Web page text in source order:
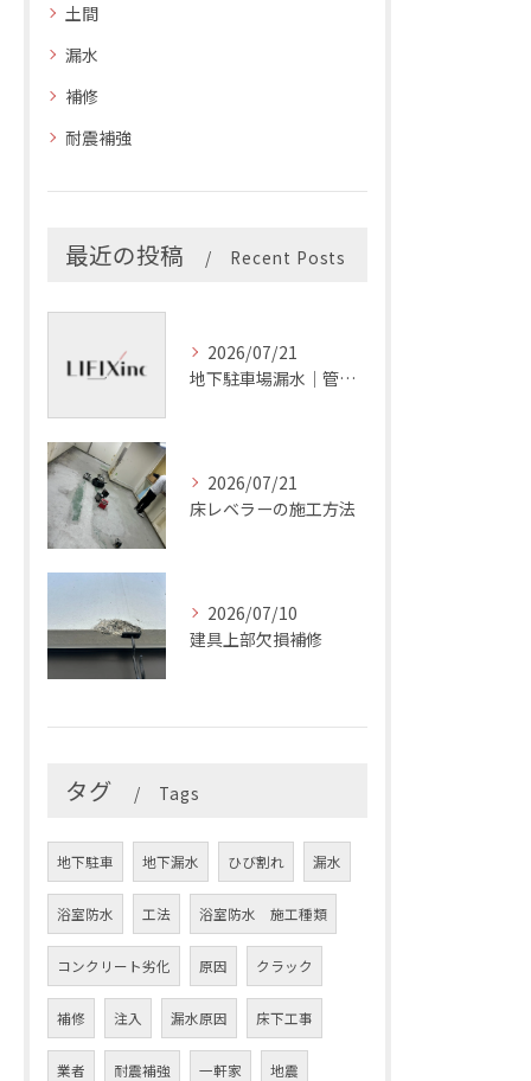
土間
漏水
補修
耐震補強
最近の投稿 Recent Posts
2026/07/21
地下駐車場漏水｜管理会社の確認項目
2026/07/21
床レベラーの施工方法
2026/07/10
建具上部欠損補修
タグ Tags
地下駐車 地下漏水 ひび割れ 漏水
浴室防水 工法 浴室防水 施工種類
コンクリート劣化 原因 クラック
補修 注入 漏水原因 床下工事
業者 耐震補強 一軒家 地震